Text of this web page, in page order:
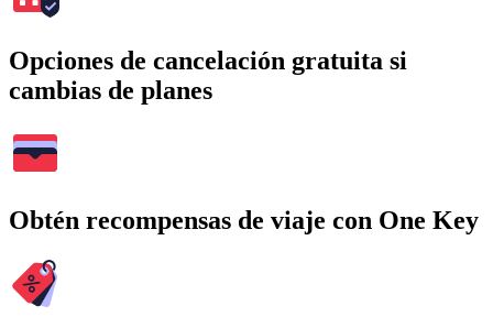
Opciones de cancelación gratuita si
cambias de planes
Obtén recompensas de viaje con One Key